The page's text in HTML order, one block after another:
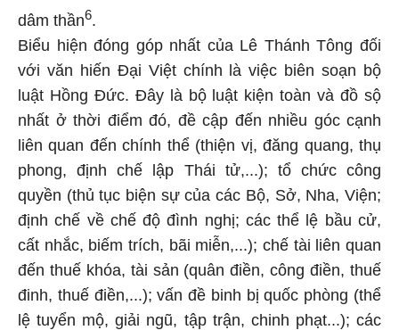
dâm thần6.
Biểu hiện đóng góp nhất của Lê Thánh Tông đối
với văn hiến Đại Việt chính là việc biên soạn bộ
luật Hồng Đức. Đây là bộ luật kiện toàn và đồ sộ
nhất ở thời điểm đó, đề cập đến nhiều góc cạnh
liên quan đến chính thể (thiện vị, đăng quang, thụ
phong, định chế lập Thái tử,...); tổ chức công
quyền (thủ tục biện sự của các Bộ, Sở, Nha, Viện;
định chế về chế độ đình nghị; các thể lệ bầu cử,
cất nhắc, biếm trích, bãi miễn,...); chế tài liên quan
đến thuế khóa, tài sản (quân điền, công điền, thuế
đinh, thuế điền,...); vấn đề binh bị quốc phòng (thể
lệ tuyển mộ, giải ngũ, tập trận, chinh phạt...); các